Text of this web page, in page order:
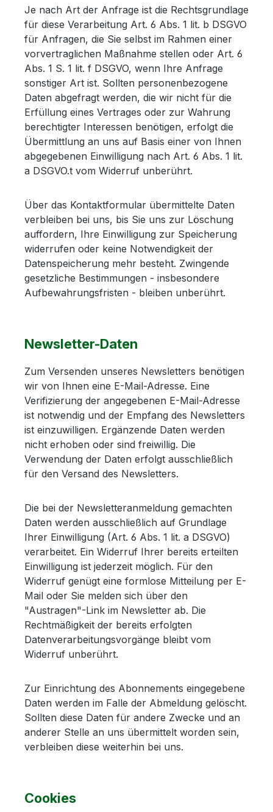
Je nach Art der Anfrage ist die Rechtsgrundlage
für diese Verarbeitung Art. 6 Abs. 1 lit. b DSGVO
für Anfragen, die Sie selbst im Rahmen einer
vorvertraglichen Maßnahme stellen oder Art. 6
Abs. 1 S. 1 lit. f DSGVO, wenn Ihre Anfrage
sonstiger Art ist. Sollten personenbezogene
Daten abgefragt werden, die wir nicht für die
Erfüllung eines Vertrages oder zur Wahrung
berechtigter Interessen benötigen, erfolgt die
Übermittlung an uns auf Basis einer von Ihnen
abgegebenen Einwilligung nach Art. 6 Abs. 1 lit.
a DSGVO.t vom Widerruf unberührt.
Über das Kontaktformular übermittelte Daten
verbleiben bei uns, bis Sie uns zur Löschung
auffordern, Ihre Einwilligung zur Speicherung
widerrufen oder keine Notwendigkeit der
Datenspeicherung mehr besteht. Zwingende
gesetzliche Bestimmungen - insbesondere
Aufbewahrungsfristen - bleiben unberührt.
Newsletter-Daten
Zum Versenden unseres Newsletters benötigen
wir von Ihnen eine E-Mail-Adresse. Eine
Verifizierung der angegebenen E-Mail-Adresse
ist notwendig und der Empfang des Newsletters
ist einzuwilligen. Ergänzende Daten werden
nicht erhoben oder sind freiwillig. Die
Verwendung der Daten erfolgt ausschließlich
für den Versand des Newsletters.
Die bei der Newsletteranmeldung gemachten
Daten werden ausschließlich auf Grundlage
Ihrer Einwilligung (Art. 6 Abs. 1 lit. a DSGVO)
verarbeitet. Ein Widerruf Ihrer bereits erteilten
Einwilligung ist jederzeit möglich. Für den
Widerruf genügt eine formlose Mitteilung per E-
Mail oder Sie melden sich über den
"Austragen"-Link im Newsletter ab. Die
Rechtmäßigkeit der bereits erfolgten
Datenverarbeitungsvorgänge bleibt vom
Widerruf unberührt.
Zur Einrichtung des Abonnements eingegebene
Daten werden im Falle der Abmeldung gelöscht.
Sollten diese Daten für andere Zwecke und an
anderer Stelle an uns übermittelt worden sein,
verbleiben diese weiterhin bei uns.
Cookies